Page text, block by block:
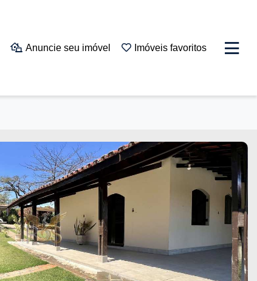
Anuncie seu imóvel Imóveis favoritos